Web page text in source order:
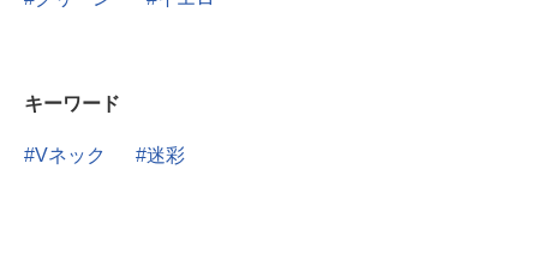
キーワード
Vネック 迷彩